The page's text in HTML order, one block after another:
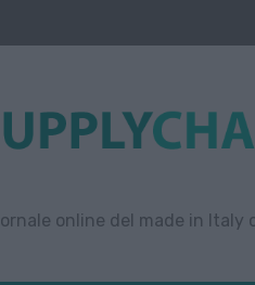
online del made in Italy